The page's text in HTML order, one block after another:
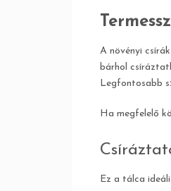
A növényi csírák
bárhol
Legfontosabb
Ha megfelelő
Ez a tálca